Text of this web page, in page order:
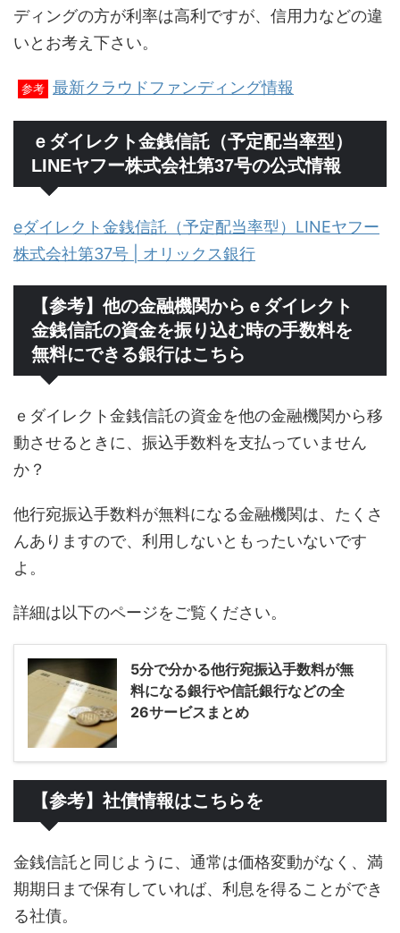
ディングの方が利率は高利ですが、信用力などの違
いとお考え下さい。
参考 最新クラウドファンディング情報
ｅダイレクト金銭信託（予定配当率型）
LINEヤフー株式会社第37号の公式情報
eダイレクト金銭信託（予定配当率型）LINEヤフー
株式会社第37号 | オリックス銀行
【参考】他の金融機関からｅダイレクト
金銭信託の資金を振り込む時の手数料を
無料にできる銀行はこちら
ｅダイレクト金銭信託の資金を他の金融機関から移
動させるときに、振込手数料を支払っていません
か？
他行宛振込手数料が無料になる金融機関は、たくさ
んありますので、利用しないともったいないです
よ。
詳細は以下のページをご覧ください。
5分で分かる他行宛振込手数料が無
料になる銀行や信託銀行などの全
26サービスまとめ
【参考】社債情報はこちらを
金銭信託と同じように、通常は価格変動がなく、満
期期日まで保有していれば、利息を得ることができ
る社債。